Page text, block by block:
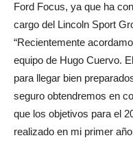
Ford Focus, ya que ha
cargo del Lincoln Sport
“Recientemente
equipo de Hugo Cuervo.
para llegar bien
seguro obtendremos en
que los objetivos para el
realizado en mi primer